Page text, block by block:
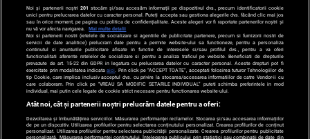
SPORT
Noi și partenerii noștri 201 stocăm și/sau accesăm informații pe dispozitivul dvs., precum identificatorii cookie
unici pentru prelucrarea datelor cu caracter personal. Puteți accepta sau gestiona alegerile dvs. făcând clic mai jos
sau în orice moment, pe pagina cu politica de confidențialitate. Aceste alegeri vor fi raportate partenerilor noștri și
nu vă vor afecta navigarea.
Mai multe detalii
Noi si partenerii nostri (retelele de socializare si agentiile de publicitate partenere, precum si furnizorii nostri de
servicii de date analitice) prelucram date pentru a permite website-ului sa functioneze, pentru a personaliza
continutul si anunturile publicitare afisate in functie de interesele si/sau profilul dvs., pentru a va oferi
functionalitati aferente retelelor de socializare si pentru a analiza traficul pe website. Beneficiati de drepturile
prevazute de art. 15-22 din GDPR in legatura cu prelucrarea datelor cu caracter personal. Aceste drepturi pot fi
exercitate prin modalitatea indicataaici . Prin click pe “ACCEPT TOATE”, acceptati folosirea tuturor Tehnologiilor de
tip Cookie, care implica inclusiv acceptul dvs. cu privire la stocarea/accesarea informatiilor de catre Vendor-ii cu
care colaboram. Prin click pe “VREAU SA MODIFIC SETARILE INDIVIDUAL” puteti schimba preferintele in mod
individual, mai putin cele legate de cookie strict necesare pentru functionarea website-ului.
Atât noi, cât și partenerii noștri prelucrăm datele pentru a oferi:
Dezvoltarea și îmbunătățirea serviciilor. Măsurarea performanței reclamelor. Stocarea și/sau accesarea informațiilor
de pe un dispozitiv. Utilizarea profilurilor pentru selectarea conținutului personalizat. Crearea profilurilor de conținut
personalizat. Utilizarea profilurilor pentru selectarea publicității personalizate. Crearea profilurilor pentru publicitate
personalizată. Măsurarea performanței conținutului. Înțelegerea publicului prin statistici sau combinații de date din